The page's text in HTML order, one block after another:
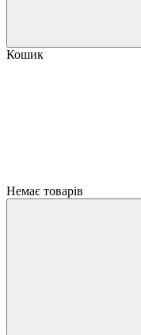
Кошик
Немає товарів